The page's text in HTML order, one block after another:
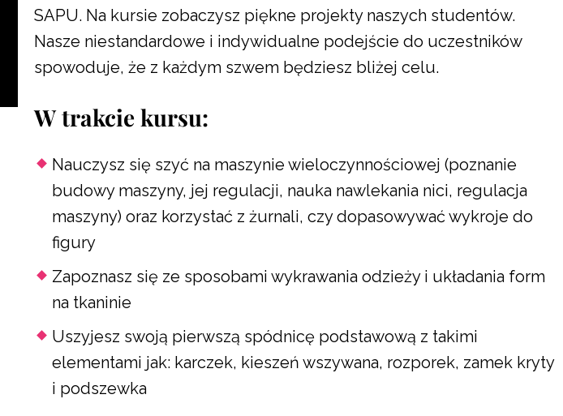
SAPU. Na kursie zobaczysz piękne projekty naszych studentów.
Nasze niestandardowe i indywidualne podejście do uczestników
spowoduje, że z każdym szwem będziesz bliżej celu.
W trakcie kursu:
Nauczysz się szyć na maszynie wieloczynnościowej (poznanie
budowy maszyny, jej regulacji, nauka nawlekania nici, regulacja
maszyny) oraz korzystać z żurnali, czy dopasowywać wykroje do
figury
Zapoznasz się ze sposobami wykrawania odzieży i układania form
na tkaninie
Uszyjesz swoją pierwszą spódnicę podstawową z takimi
elementami jak: karczek, kieszeń wszywana, rozporek, zamek kryty
i podszewka